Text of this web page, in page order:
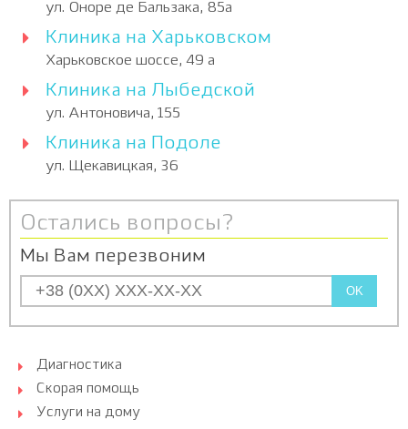
ул. Оноре де Бальзака, 85а
Клиника на Харьковском
Харьковское шоссе, 49 а
Клиника на Лыбедской
ул. Антоновича, 155
Клиника на Подоле
ул. Щекавицкая, 36
Остались вопросы?
Мы Вам перезвоним
OK
Диагностика
Скорая помощь
Услуги на дому